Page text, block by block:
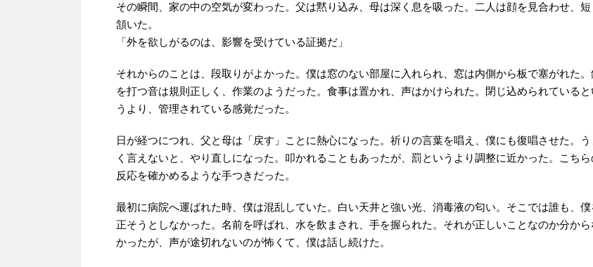
その瞬間、家の中の空気が変わった。父は黙り込み、母は深く息を吸った。二人は顔を見合わせ、短
頷いた。
「外を欲しがるのは、影響を受けている証拠だ」
それからのことは、段取りがよかった。僕は窓のない部屋に入れられ、窓は内側から板で塞がれた。
を打つ音は規則正しく、作業のようだった。食事は置かれ、声はかけられた。閉じ込められていると
うより、管理されている感覚だった。
日が経つにつれ、父と母は「戻す」ことに熱心になった。祈りの言葉を唱え、僕にも復唱させた。う
く言えないと、やり直しになった。叩かれることもあったが、罰というより調整に近かった。こちら
反応を確かめるような手つきだった。
最初に病院へ運ばれた時、僕は混乱していた。白い天井と強い光、消毒液の匂い。そこでは誰も、僕
正そうとしなかった。名前を呼ばれ、水を飲まされ、手を握られた。それが正しいことなのか分から
かったが、声が途切れないのが怖くて、僕は話し続けた。